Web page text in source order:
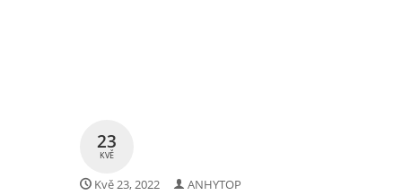
23
KVĚ
Kvě 23, 2022
ANHYTOP